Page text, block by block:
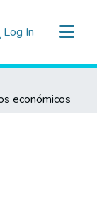
Log In (current)
económicos